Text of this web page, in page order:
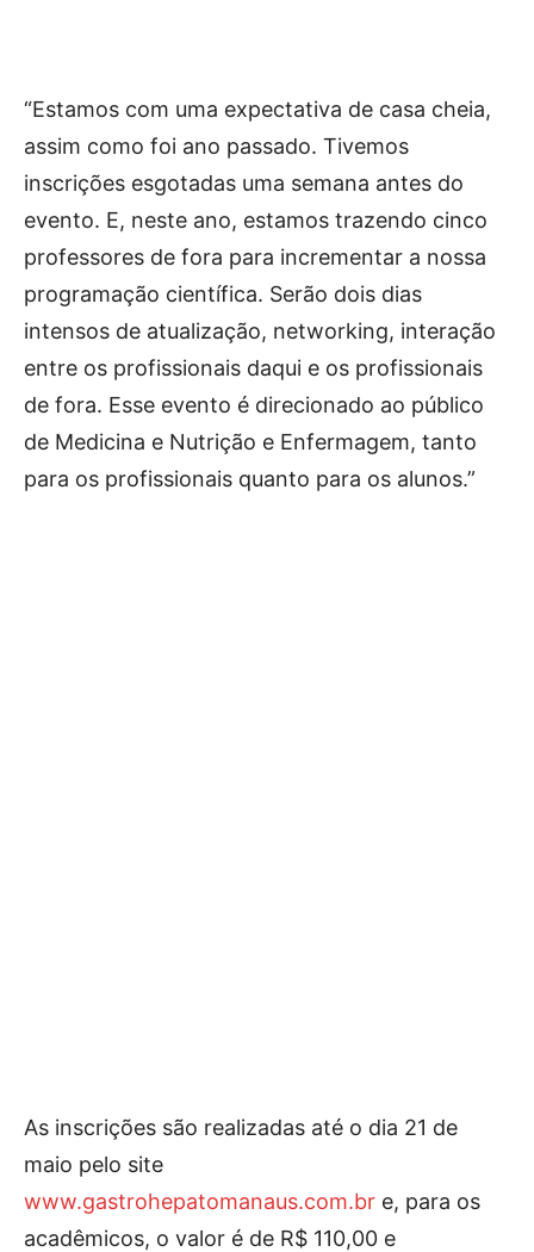
“Estamos com uma expectativa de casa cheia,
assim como foi ano passado. Tivemos
inscrições esgotadas uma semana antes do
evento. E, neste ano, estamos trazendo cinco
professores de fora para incrementar a nossa
programação científica. Serão dois dias
intensos de atualização, networking, interação
entre os profissionais daqui e os profissionais
de fora. Esse evento é direcionado ao público
de Medicina e Nutrição e Enfermagem, tanto
para os profissionais quanto para os alunos.”
As inscrições são realizadas até o dia 21 de
maio pelo site
www.gastrohepatomanaus.com.br e, para os
acadêmicos, o valor é de R$ 110,00 e